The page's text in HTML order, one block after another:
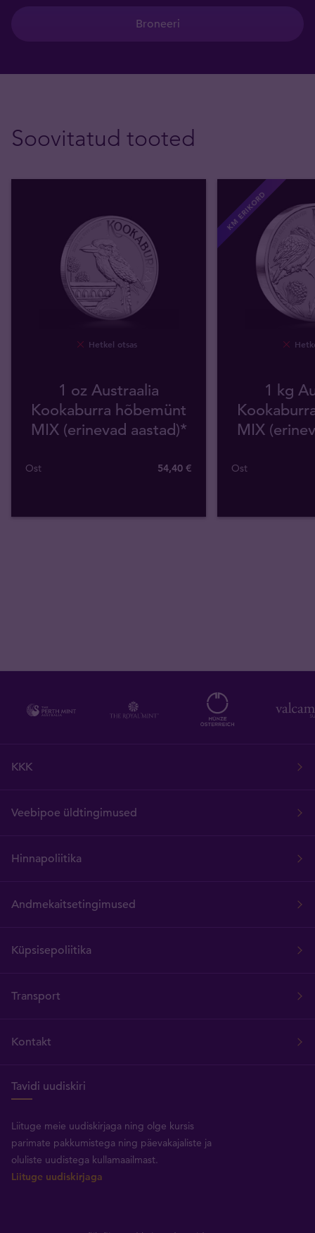
Broneeri
Soovitatud tooted
Hetkel otsas
1 oz Austraalia
Kookaburra hõbemünt
MIX (erinevad aastad)*
Ost 54,40 €
KM ERIKORD
1 kg
MIX
Ost
KKK
Veebipoe üldtingimused
Hinnapoliitika
Andmekaitsetingimused
Küpsisepoliitika
Transport
Kontakt
Tavidi uudiskiri
Liituge meie uudiskirjaga ning olge kursis
parimate pakkumistega ning päevakajaliste ja
oluliste uudistega kullamaailmast.
Liituge uudiskirjaga